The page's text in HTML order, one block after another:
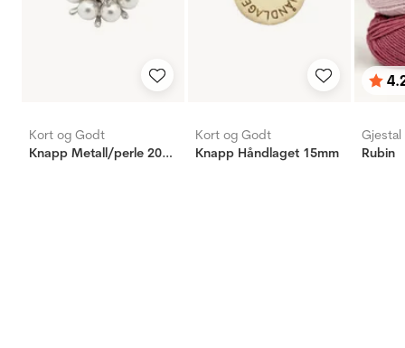
Kort og Godt
Knapp Metall/perle 20mm
Kort og Godt
Knapp Håndlaget 15mm
av 5
Gjestal
Rubin